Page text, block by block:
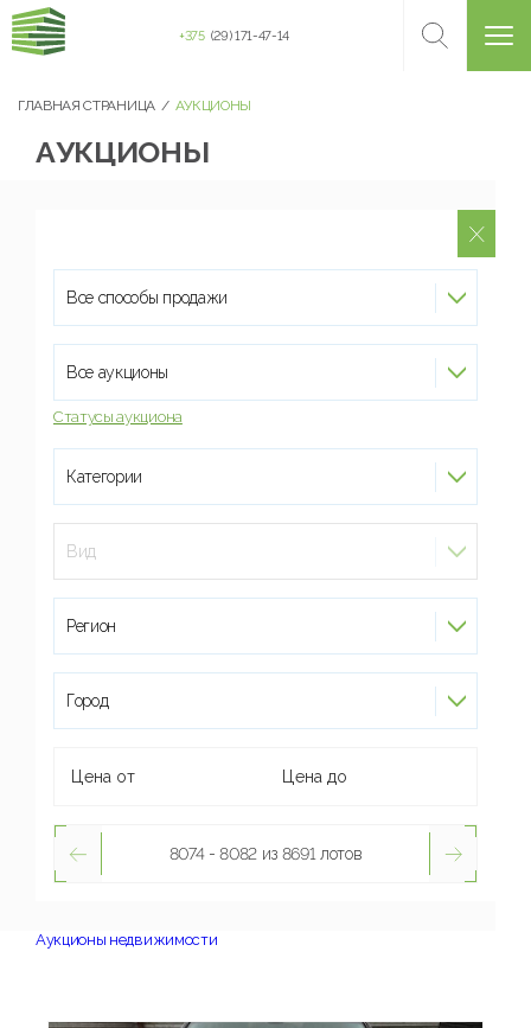
+375 (29) 171-47-14
ГЛАВНАЯ СТРАНИЦА АУКЦИОНЫ
АУКЦИОНЫ
Все способы продажи
Все аукционы
Статусы аукциона
Категории
Вид
Регион
Город
8074 - 8082 из 8691 лотов
Аукционы недвижимости